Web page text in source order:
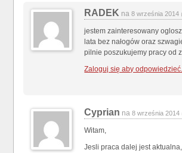
RADEK na8 września 2014
jestem zainteresowany
lata bez nałogów oraz
pilnie poszukujemy pracy od
Zaloguj się aby odpowiedzieć.
Cyprian na8 września 2014
Witam,
Jesli praca dalej jest